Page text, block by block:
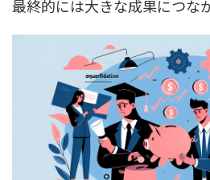
最終的には大きな成果につな